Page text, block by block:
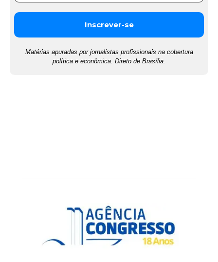
Matérias apuradas por jornalistas profissionais na cobertura
política e econômica. Direto de Brasília.